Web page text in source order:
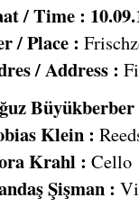
/ Time :
/ Place :
/ Address :
Klein :
Krahl : Cello
Şişman :